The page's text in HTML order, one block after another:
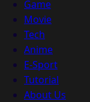
Game
Movie
Tech
Anime
E-Sport
Tutorial
About Us